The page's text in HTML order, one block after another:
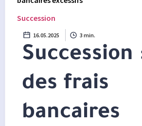
Succession
16.05.2025 3 min.
Succession
des frais
bancaires